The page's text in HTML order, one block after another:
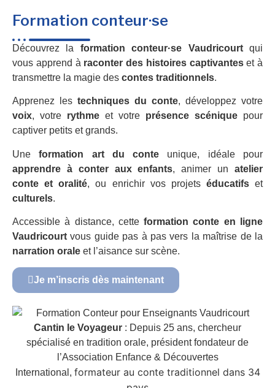
Formation conteur·se
Découvrez la formation conteur·se Vaudricourtqui
vous apprend à raconter des histoires captivanteset à
transmettre la magie des contes traditionnels.
Apprenez les techniques du conte, développez votre
voix, votre rythme et votre présence scénique pour
captiver petits et grands.
Uneformation art du conte unique, idéale pour
apprendre à conter aux enfants, animer unatelier
conte et oralité, ou enrichir vos projets éducatifset
culturels.
Accessible à distance, cetteformation conte en ligne
Vaudricourt vous guide pas à pas vers la maîtrise de la
narration orale et l’aisance sur scène.
Je m’inscris dès maintenant
Cantin le Voyageur : Depuis 25 ans, chercheur
spécialisé en tradition orale, président fondateur de
l’Association Enfance & Découvertes
International, formateur au conte traditionnel dans 34